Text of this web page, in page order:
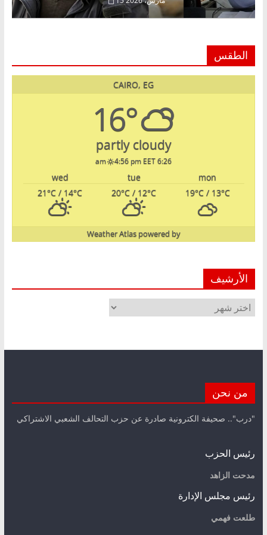
الطقس
CAIRO, EG
16°
partly cloudy
6:26 am
4:56 pm EET
mon
tue
wed
19°C/ 13°C
20°C / 12°C
21°C / 14°C
powered by
Weather Atlas
الأرشيف
الأرشيف
من نحن
"درب".. صحيفة الكترونية صادرة عن حزب التحالف الشعبي الاشتراكي
رئيس الحزب
مدحت الزاهد
رئيس مجلس الإدارة
طلعت فهمي